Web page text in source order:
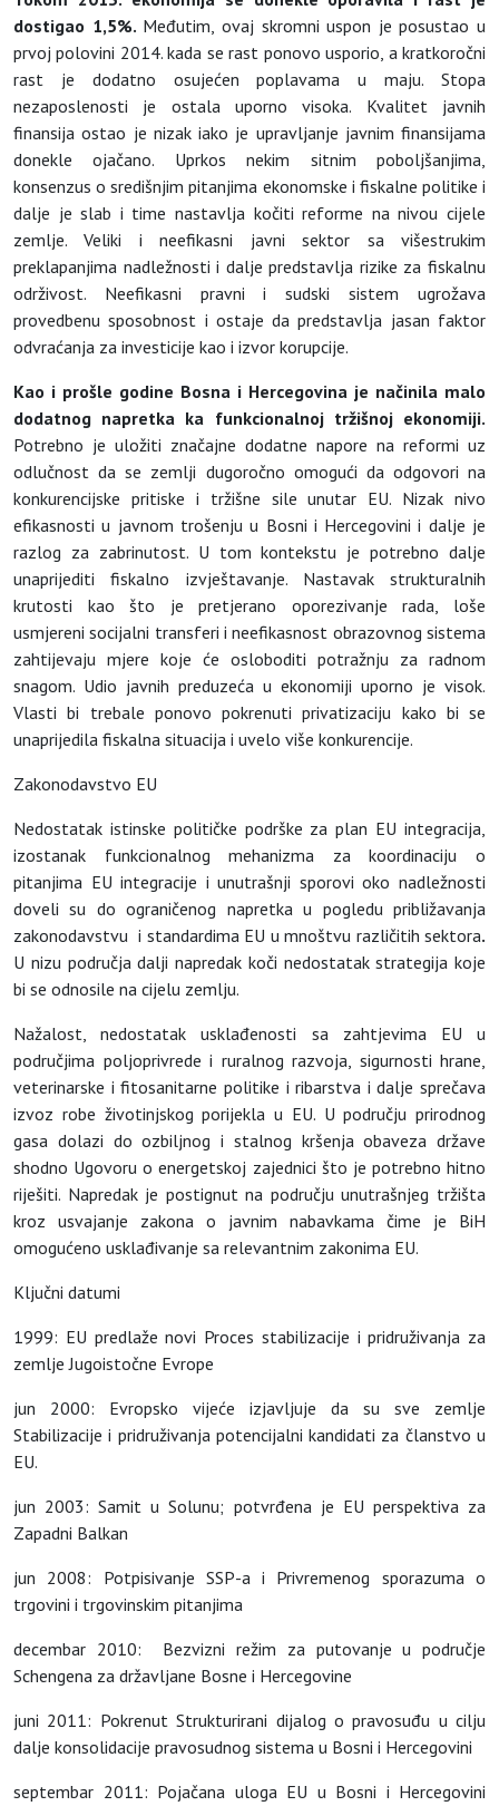
dostigao 1,5%. Međutim, ovaj skromni uspon je posustao u
prvoj polovini 2014. kada se rast ponovo usporio, a kratkoročni
rast je dodatno osujećen poplavama u maju. Stopa
nezaposlenosti je ostala uporno visoka. Kvalitet javnih
finansija ostao je nizak iako je upravljanje javnim finansijama
donekle ojačano. Uprkos nekim sitnim poboljšanjima,
konsenzus o središnjim pitanjima ekonomske i fiskalne politike i
dalje je slab i time nastavlja kočiti reforme na nivou cijele
zemlje. Veliki i neefikasni javni sektor sa višestrukim
preklapanjima nadležnosti i dalje predstavlja rizike za fiskalnu
održivost. Neefikasni pravni i sudski sistem ugrožava
provedbenu sposobnost i ostaje da predstavlja jasan faktor
odvraćanja za investicije kao i izvor korupcije.
Kao i prošle godine Bosna i Hercegovina je načinila malo
dodatnog napretka ka funkcionalnoj tržišnoj ekonomiji.
Potrebno je uložiti značajne dodatne napore na reformi uz
odlučnost da se zemlji dugoročno omogući da odgovori na
konkurencijske pritiske i tržišne sile unutar EU. Nizak nivo
efikasnosti u javnom trošenju u Bosni i Hercegovini i dalje je
razlog za zabrinutost. U tom kontekstu je potrebno dalje
unaprijediti fiskalno izvještavanje. Nastavak strukturalnih
krutosti kao što je pretjerano oporezivanje rada, loše
usmjereni socijalni transferi i neefikasnost obrazovnog sistema
zahtijevaju mjere koje će osloboditi potražnju za radnom
snagom. Udio javnih preduzeća u ekonomiji uporno je visok.
Vlasti bi trebale ponovo pokrenuti privatizaciju kako bi se
unaprijedila fiskalna situacija i uvelo više konkurencije.
Zakonodavstvo EU
Nedostatak istinske političke podrške za plan EU integracija,
izostanak funkcionalnog mehanizma za koordinaciju o
pitanjima EU integracije i unutrašnji sporovi oko nadležnosti
doveli su do ograničenog napretka u pogledu približavanja
zakonodavstvu i standardima EU u mnoštvu različitih sektora.
U nizu područja dalji napredak koči nedostatak strategija koje
bi se odnosile na cijelu zemlju.
Nažalost, nedostatak usklađenosti sa zahtjevima EU u
područjima poljoprivrede i ruralnog razvoja, sigurnosti hrane,
veterinarske i fitosanitarne politike i ribarstva i dalje sprečava
izvoz robe životinjskog porijekla u EU. U području prirodnog
gasa dolazi do ozbiljnog i stalnog kršenja obaveza države
shodno Ugovoru o energetskoj zajednici što je potrebno hitno
riješiti. Napredak je postignut na području unutrašnjeg tržišta
kroz usvajanje zakona o javnim nabavkama čime je BiH
omogućeno usklađivanje sa relevantnim zakonima EU.
Ključni datumi
1999: EU predlaže novi Proces stabilizacije i pridruživanja za
zemlje Jugoistočne Evrope
jun 2000: Evropsko vijeće izjavljuje da su sve zemlje
Stabilizacije i pridruživanja potencijalni kandidati za članstvo u
EU.
jun 2003: Samit u Solunu; potvrđena je EU perspektiva za
Zapadni Balkan
jun 2008: Potpisivanje SSP-a i Privremenog sporazuma o
trgovini i trgovinskim pitanjima
decembar 2010: Bezvizni režim za putovanje u područje
Schengena za državljane Bosne i Hercegovine
juni 2011: Pokrenut Strukturirani dijalog o pravosuđu u cilju
dalje konsolidacije pravosudnog sistema u Bosni i Hercegovini
septembar 2011: Pojačana uloga EU u Bosni i Hercegovini